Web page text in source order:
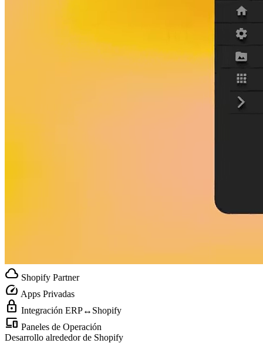
cloud Shopify Partner
speed Apps Privadas
lock Integración ERP↔Shopify
devices Paneles de Operación
Desarrollo alrededor de Shopify